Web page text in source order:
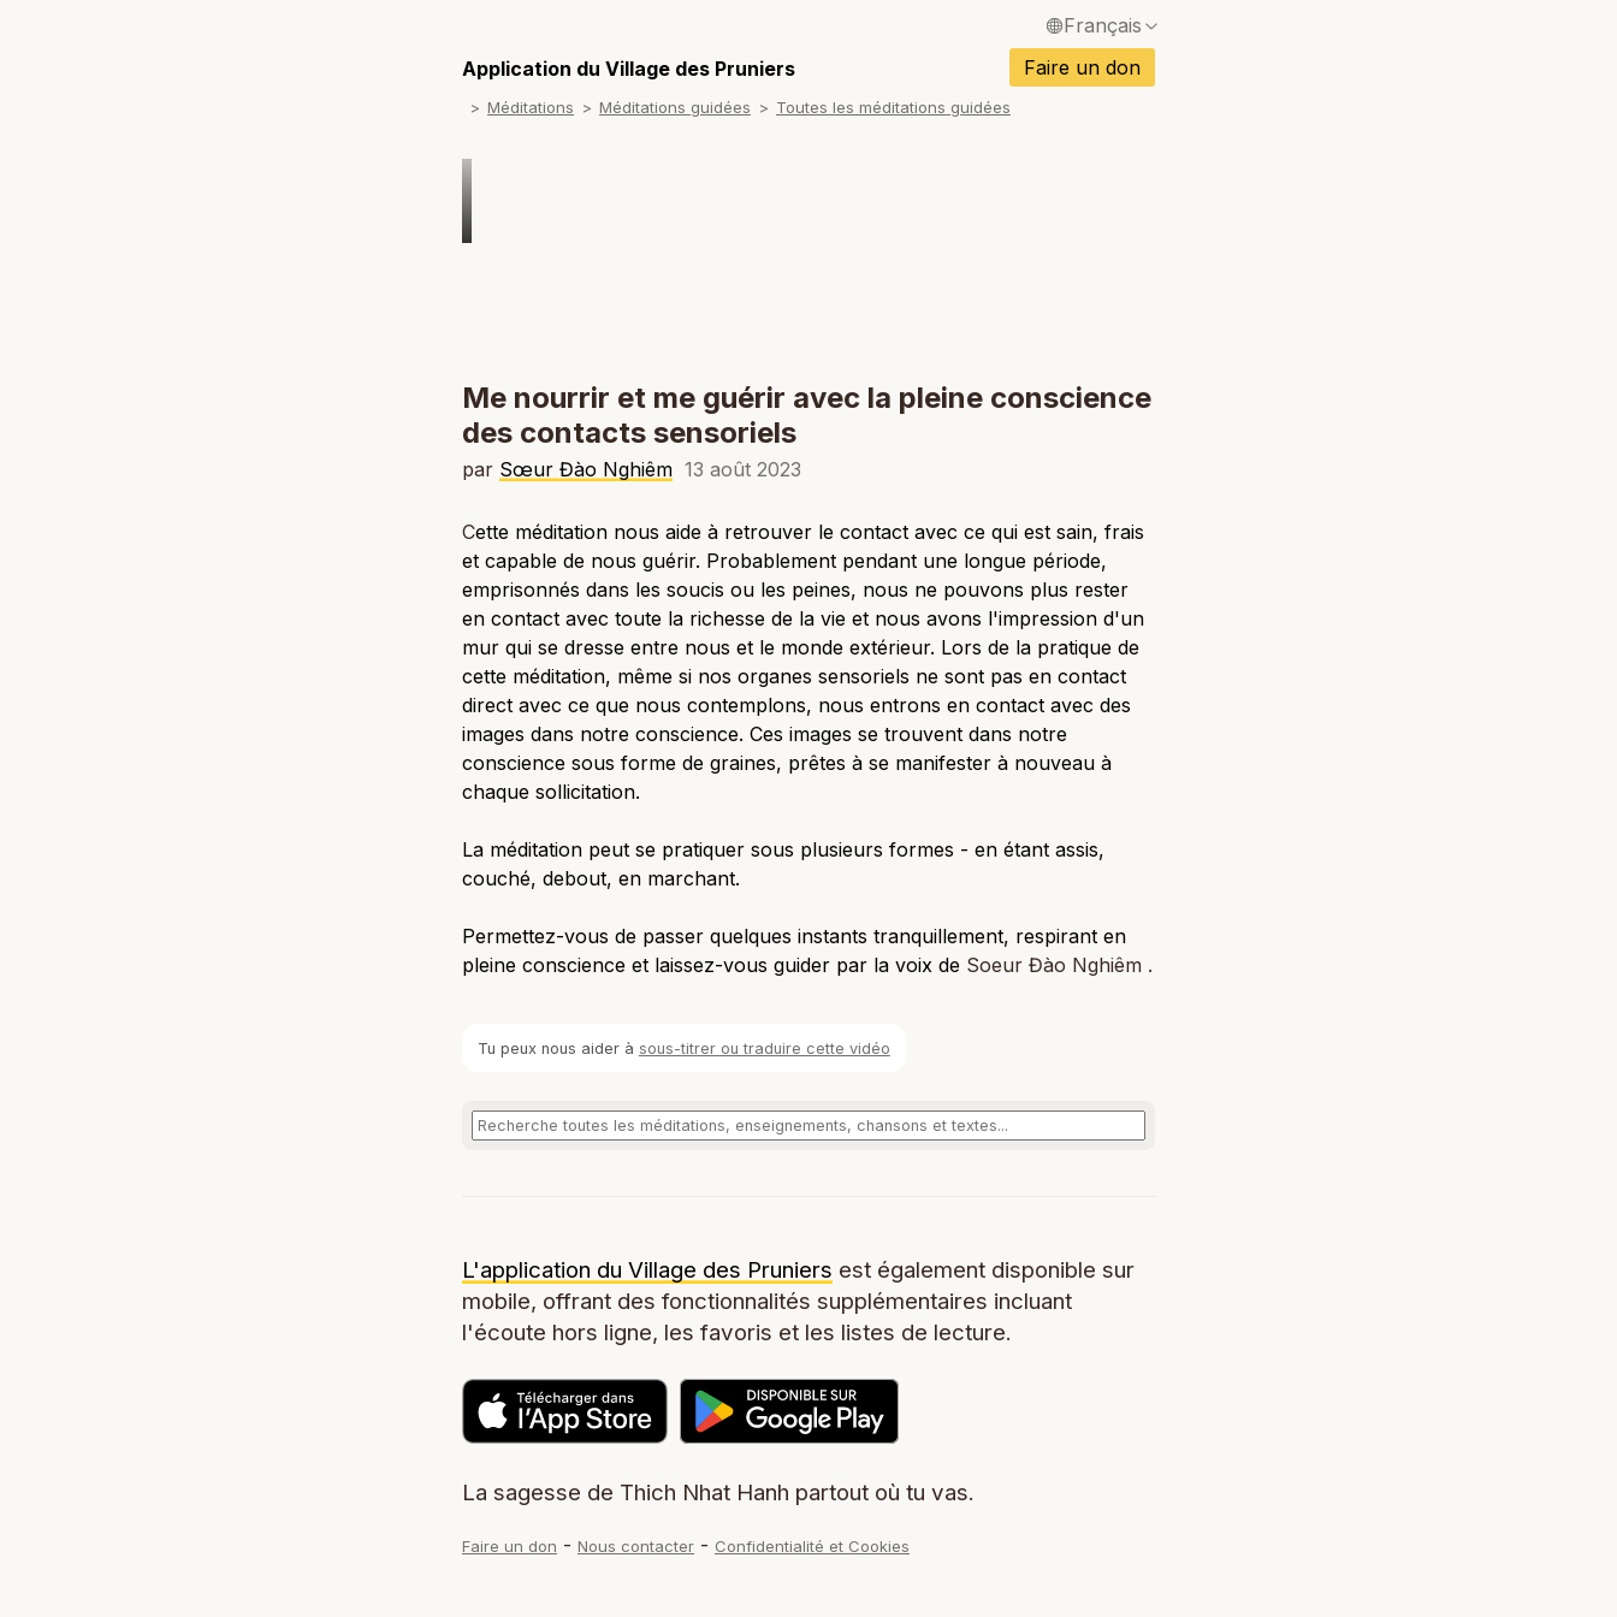
Français
English / Anglais
Español / Espagnol
Application du Village des Pruniers Faire un don
Méditations Méditations guidées Toutes les méditations guidées
Me nourrir et me guérir avec la pleine conscience
des contacts sensoriels
par Sœur Đào Nghiêm 13 août 2023
Cette méditation nous aide à retrouver le contact avec ce qui est sain, frais
et capable de nous guérir. Probablement pendant une longue période,
emprisonnés dans les soucis ou les peines, nous ne pouvons plus rester
en contact avec toute la richesse de la vie et nous avons l'impression d'un
mur qui se dresse entre nous et le monde extérieur. Lors de la pratique de
cette méditation, même si nos organes sensoriels ne sont pas en contact
direct avec ce que nous contemplons, nous entrons en contact avec des
images dans notre conscience. Ces images se trouvent dans notre
conscience sous forme de graines, prêtes à se manifester à nouveau à
chaque sollicitation.
La méditation peut se pratiquer sous plusieurs formes - en étant assis,
couché, debout, en marchant.
Permettez-vous de passer quelques instants tranquillement, respirant en
pleine conscience et laissez-vous guider par la voix de Soeur Đào Nghiêm .
Tu peux nous aider à sous-titrer ou traduire cette vidéo
L'application du Village des Pruniers est également disponible sur
mobile, offrant des fonctionnalités supplémentaires incluant
l'écoute hors ligne, les favoris et les listes de lecture.
La sagesse de Thich Nhat Hanh partout où tu vas.
Faire un don - Nous contacter - Confidentialité et Cookies